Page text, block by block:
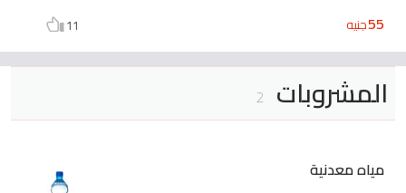
55جنيه 11
المشروبات 2
مياه معدنية